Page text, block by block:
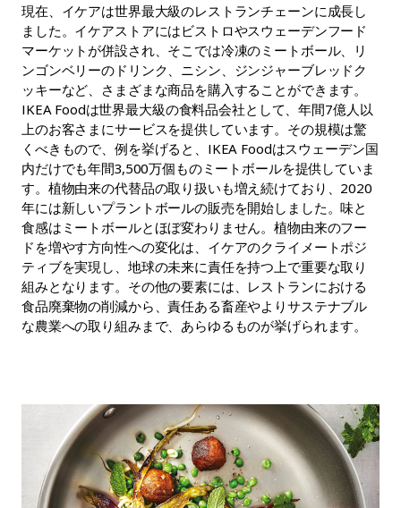
現在、イケアは世界最大級のレストランチェーンに成長し
ました。イケアストアにはビストロやスウェーデンフード
マーケットが併設され、そこでは冷凍のミートボール、リ
ンゴンベリーのドリンク、ニシン、ジンジャーブレッドク
ッキーなど、さまざまな商品を購入することができます。
IKEA Foodは世界最大級の食料品会社として、年間7億人以
上のお客さまにサービスを提供しています。その規模は驚
くべきもので、例を挙げると、IKEA Foodはスウェーデン国
内だけでも年間3,500万個ものミートボールを提供していま
す。植物由来の代替品の取り扱いも増え続けており、2020
年には新しいプラントボールの販売を開始しました。味と
食感はミートボールとほぼ変わりません。植物由来のフー
ドを増やす方向性への変化は、イケアのクライメートポジ
ティブを実現し、地球の未来に責任を持つ上で重要な取り
組みとなります。その他の要素には、レストランにおける
食品廃棄物の削減から、責任ある畜産やよりサステナブル
な農業への取り組みまで、あらゆるものが挙げられます。